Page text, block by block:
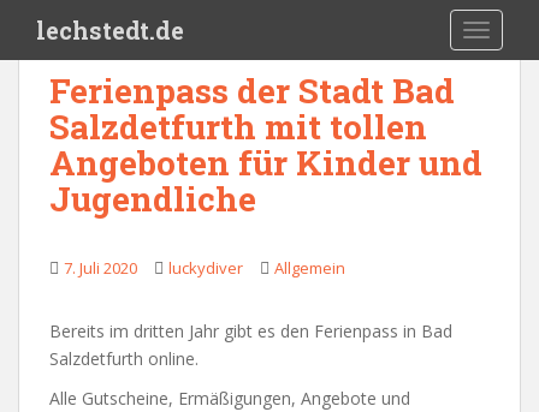
lechstedt.de
Ferienpass der Stadt Bad
Salzdetfurth mit tollen
Angeboten für Kinder und
Jugendliche
7. Juli 2020 luckydiver Allgemein
Bereits im dritten Jahr gibt es den Ferienpass in Bad
Salzdetfurth online.
Alle Gutscheine, Ermäßigungen, Angebote und